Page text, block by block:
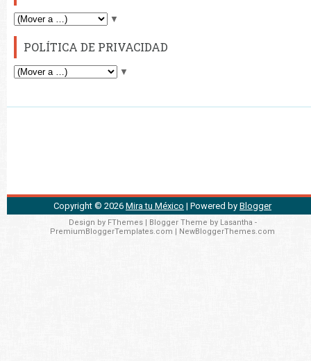
▼
POLÍTICA DE PRIVACIDAD
▼
Copyright © 2026 Mira tu México | Powered by Blogger
Design by FThemes| Blogger Theme by Lasantha -
PremiumBloggerTemplates.com
NewBloggerThemes.com